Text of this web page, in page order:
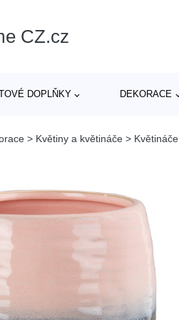
CZ.cz
DOPLŇKY DEKORACE
> Květiny a květináče > Květináče